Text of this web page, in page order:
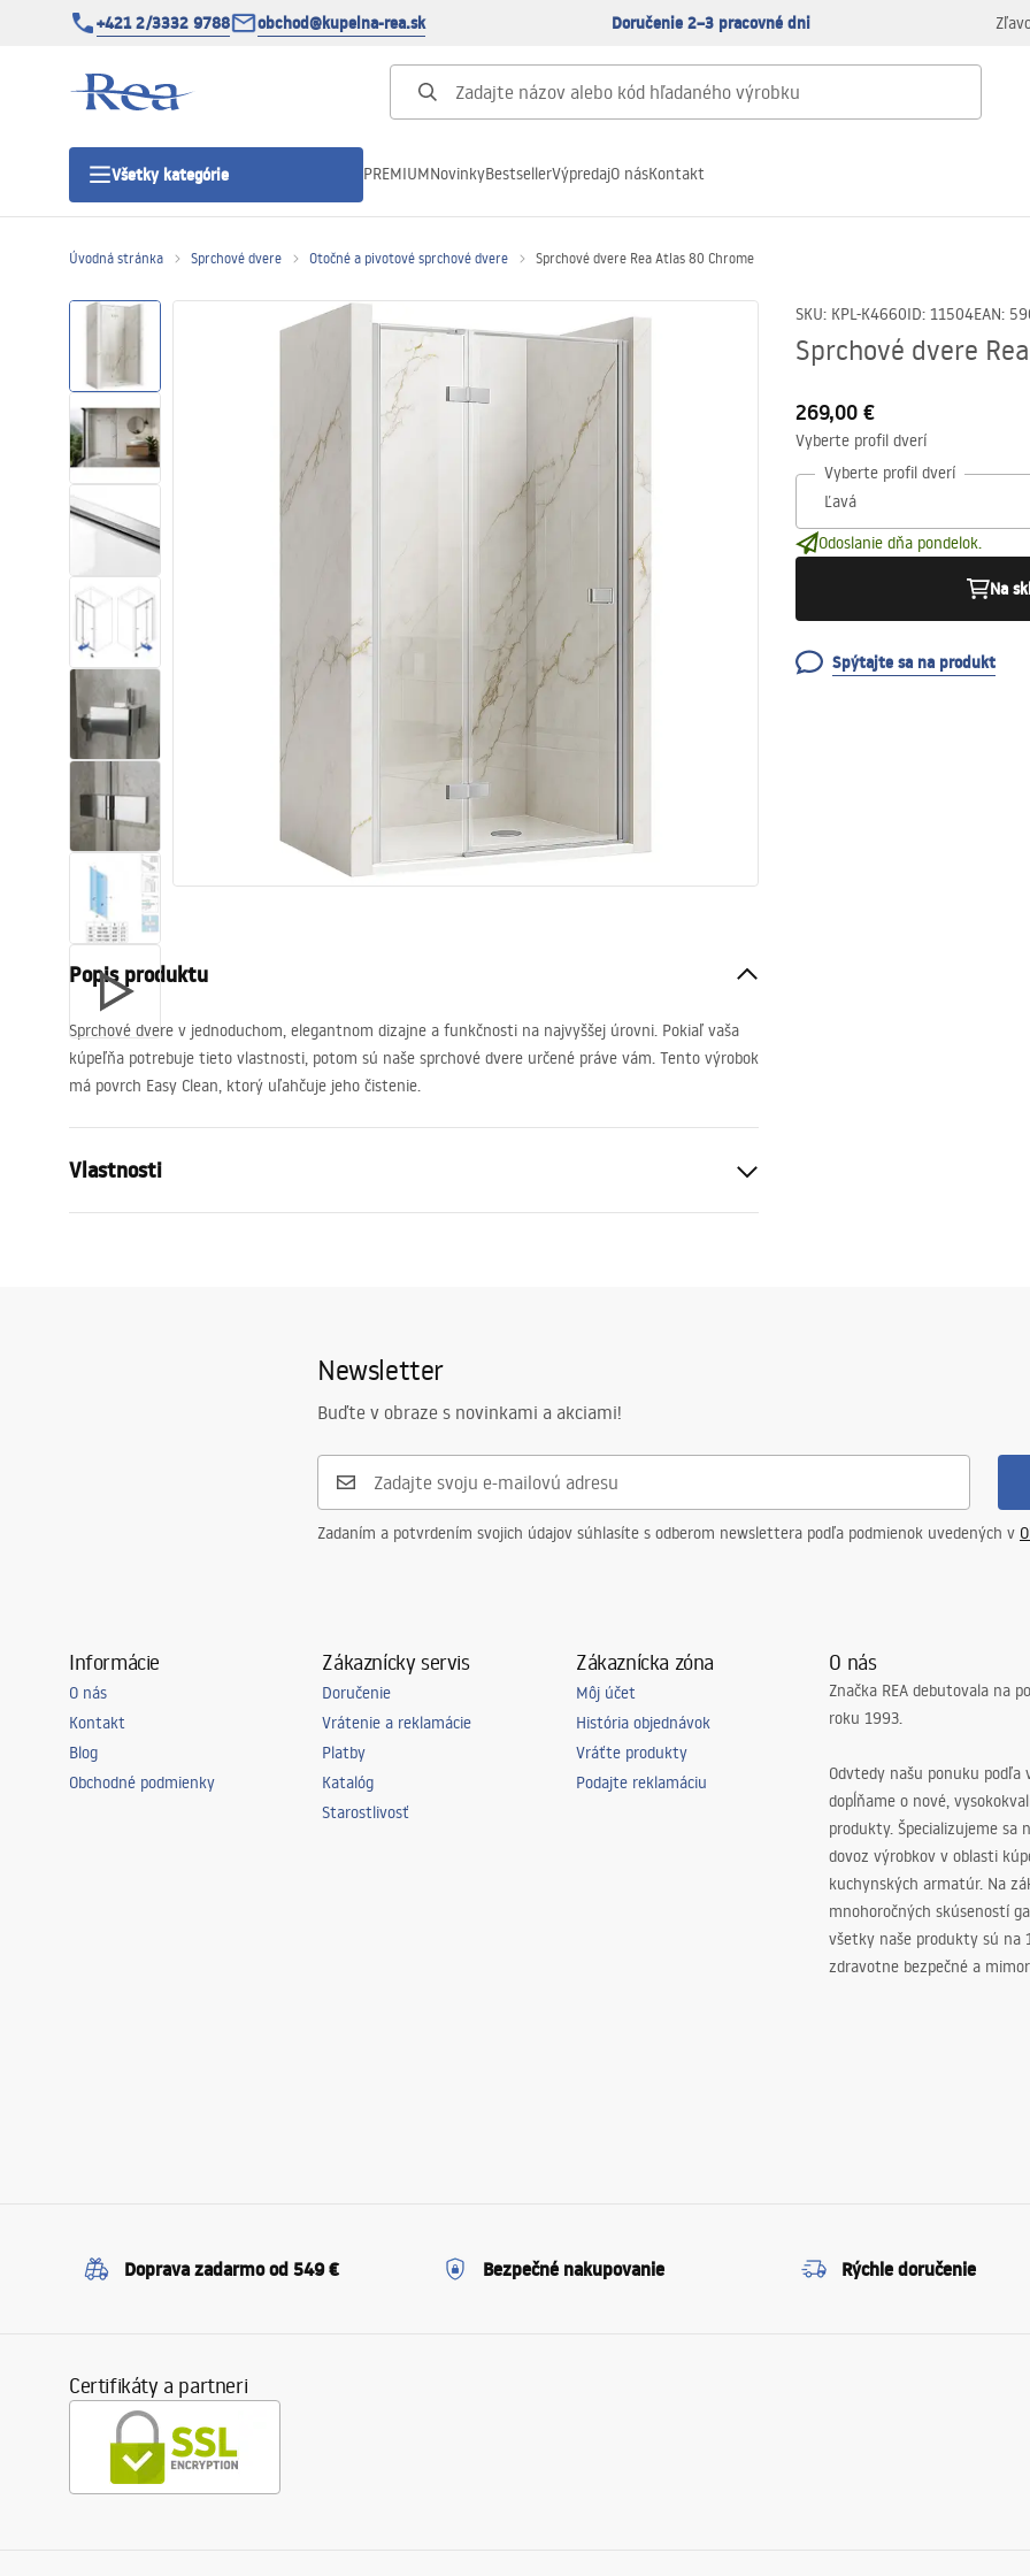
+421 2/3332 9788 obchod@kupelna-rea.sk Doručenie 2–3 pracovné dni
Všetky kategórie
Sprchové vaničky
Sprchové žľaby
Sanitárna keramika
Umývadlá
Vaňa so zástenou
Batérie
Sprchy
Kuchyňa
Kúpeľňové doplnky a nábytok
PREMIUMNovinkyBestsellerVýpredajO násKontakt
Úvodná stránka Sprchové dvere Otočné a pivotové sprchové dvere Sprchové dvere Rea Atlas 80 Chrome
SKU: KPL-K4660ID: 11504EAN:
Sprchové dvere
269,00 €
Vyberte profil dverí
Vyberte profil dverí
Odoslanie dňa pondelok.
Na
Spýtajte sa na produkt
Popis produktu
Sprchové dvere v jednoduchom, elegantnom dizajne a funkčnosti na najvyššej úrovni. Pokiaľ vaša
kúpeľňa potrebuje tieto vlastnosti, potom sú naše sprchové dvere určené práve vám. Tento výrobok
má povrch Easy Clean, ktorý uľahčuje jeho čistenie.
Vlastnosti
Hliník
Mosadz
vonku
Áno, na jednej strane pohára
Chrome
Newsletter
Buďte v obraze s novinkami a akciami!
Zadaním a potvrdením svojich údajov súhlasíte s odberom newslettera podľa podmienok uvedených v
Informácie
O nás
Kontakt
Blog
Obchodné podmienky
Zákaznícky servis
Doručenie
Vrátenie a reklamácie
Platby
Katalóg
Starostlivosť
Zákaznícka zóna
Môj účet
História objednávok
Vráťte produkty
Podajte reklamáciu
O nás
Značka REA debutovala na
roku 1993.
Odvtedy našu ponuku podľa
dopĺňame o nové,
produkty. Špecializujeme sa
dovoz výrobkov v oblasti
kuchynských armatúr. Na
mnohoročných skúseností
všetky naše produkty sú na
zdravotne bezpečné a
Doprava zadarmo od 549 € Bezpečné nakupovanie Rýchle doručenie
Certifikáty a partneri